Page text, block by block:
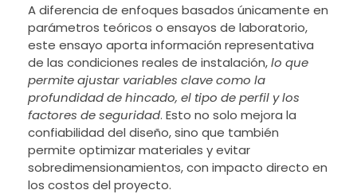
A diferencia de enfoques basados únicamente en
parámetros teóricos o ensayos de laboratorio,
este ensayo aporta información representativa
de las condiciones reales de instalación,lo que
permite ajustar variables clave como la
profundidad de hincado, el tipo de perfil y los
factores de seguridad. Esto no solo mejora la
confiabilidad del diseño, sino que también
permite optimizar materiales y evitar
sobredimensionamientos, con impacto directo en
los costos del proyecto.